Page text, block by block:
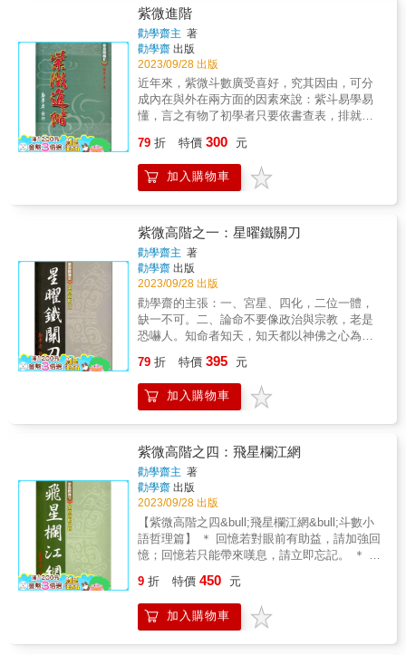
指出，當今斗數界運用得上的星曜，一來可知
斗數共有那些星曜，二來可知目前那些星曜可
用，可免滿盤星辰耀眼，徒眩心神。 & 你我來
自謎樣的國度，魚貫投生在這衝突不止、矛盾
傾軋的星球；本分不清是本能地，抑或是被動
地爭相奔競，汲汲營營，與週遭的人、物、事
不期而然地互動著。不必太費時間，也不必太
耗腦力，你我都能感覺到「機遇」的拉力與推
力，喜墜茵而嘆落溷，望春山而傷逝水。我們
是，「機遇」卻不時指揮著我們表演喜、怒、
哀、樂的綜合劇。有一天，不管你是權傾一
世，或是位卑終身，每一場戲都得落幕；儘管
身分有別，結果並無二致。天子庶民，同歸於
糞土耳秦宮漢家，依舊起秋風。人生，可見及
的終端，竟是如此，惹得老子大嘆宇宙捉弄萬
物，留下那句頗富哲思的剖白： & 天地不仁，
以萬物為芻狗； 聖人不仁，以百姓為芻狗。 &
在這看似悲觀的論調中，我們卻感受到生命的
脈動；萬物在天地間形成了食物鏈，人類由於
認知生命的寶貴，力圖生存，使其得以在天地
間壯盛。一代傳過一代，我們依舊熱愛生存，
但遠祖力拓蠻荒的心性，封也沒因時代的文明
而中斷遺傳，凝聚成了現代人的「暴力情結」
(蓋洛普語)。這一蠻荒時的利器，諷刺地在文明
我們信手拈來幾個話題談談： －－誰也不否認
強大的武力，是維護世界和平的不二法門。 &
－－敵對的雙方不時地「狐疑」對方真是一隻
大狐狸；防人之心不可無的說法，早已得到了
「道德豁免權」。 & －－暴發戶式的文明誤導
著我們寅吃卯糧似地佔用了後世子孫的幸福。
我們是否已發覺這個「心行不一」的矛盾？ &
－－我們憑什麼標準界分：「禮多必詐」與
「禮多人不怪」、「機智」與「機詐」、「滿
謀」？是否僅以好惡為褒貶的準繩？ & －－大
家樂、六台彩盛行，多少人對他所崇拜的神明
進行「關說」，由不得祂答不答應，硬要祂
紫微進階
勸學齋主 著
勸學齋 出版
2023/09/28 出版
近年來，紫微斗數廣受喜好，究其因由，可分
成內在與外在兩方面的因素來說：紫斗易學易
懂，言之有物了初學者只要依書查表，排就命
象，再進一步稍加熟悉星曜的性質，命造的人
事景況，就會依稀地浮現在腦海裏。 & 而這些
星曜的性質，大都隱約地在其名稱的字涵裏表
「機」字可會意，‥‥。此乃就其內在因素而
言。 & 此外，近年來有多位頗有份量的老前
輩，率將其秘本或心傳予以公開，使得斗數高
手輩出，苦心鑽研，營造出一番新氣象，這是
可喜的。就此筆者特向學長林炎成先生致敬，
有他不懈不怠的毅力，與義無反顧的精神，才
能請出那麼多位高人，執筆寫下他們的不傳之
秘，讓八○年代末期的中國人，能普受紫斗光輝
的照耀與薰陶，使研究紫斗成了風尚。這是外
者長年研究命理學的經驗，常有些書籍的內
容，掛一漏萬，或有些部分語意晦澀，致使讀
者摸不著頭緒，因此不是囫圇吞棗，就是將錯
就錯，不是人云亦云，就是只知其然，不知其
所以然。筆者有鑑於此，發心對紫斗作有系統
的整理與闡述，使讀者知其所以然；在讀者瞭
解其原理原則後，以之為基礎，使可自行潛心
研究，以至登峰造極，超越筆者，再將您的心
得，同饋給筆者與社會大眾。 & 筆者常對紫斗
的同好說：紫斗真有其內涵，我們必須以做學
問的態度去研究它。筆者極不喜歡聽到、見到
或言及，此家長彼家短的攻訐詞句，試想：前
人研究的結晶，我們若能以之為基礎原理，繼
續研究下去，而有更多的發明，那不是很美妙
的事嗎？對前人的貢獻，感謝都來不及，那能
79 折 特價 300 元
加入購物車
紫微高階之一：星曜鐵關刀
勸學齋主 著
勸學齋 出版
2023/09/28 出版
勸學齋的主張：一、宮星、四化，二位一體，
缺一不可。二、論命不要像政治與宗教，老是
恐嚇人。知命者知天，知天都以神佛之心為
但不要神話自己，盡可能將理說明白。想要寫
的心得還不少，所以這本書叫（紫微高階之
一）是不限制自己在有生之年寫多少本的用
是回頭看。 & 民國七十七年(西元一九八八年)
冬天，《紫微初階》《紫微進階》像孿生兄弟
般地誕生了。多蒙諸位厚愛，他們的足跡走到
全球華人世界，常有國內外讀者來電、來信，
或相約見面；我也從「業餘的專業研究者」，
走到專職的設硯論命、設班教學。 & 不回頭
想，不知已過了十二年多。許多讀者關心勸學
齋主的第三本著作，到底何時出版？今天，終
於鬆一口氣，可以藉著第三本紫微著作的誕
明，都無法抹去我心中對拖延出書的慚愧。 &
「不預期」地當上命理老師後，更讓我體會許
多命理與地理的真、善、美，以及它們的宏觀
79 折 特價 395 元
加入購物車
紫微高階之四：飛星欄江網
勸學齋主 著
勸學齋 出版
2023/09/28 出版
【紫微高階之四&bull;飛星欄江網&bull;斗數小
語哲理篇】 ＊ 回憶若對眼前有助益，請加強回
憶；回憶若只能帶來嘆息，請立即忘記。 ＊ 人
真的不要「刪除」得太快，甚至有些事可「閒
置」一陣子或一輩子。 ＊ 人要有勇氣，更要沉
得住氣。 ＊ 真勇氣，沉的住氣；假勇氣，沉不
9 折 特價 450 元
加入購物車